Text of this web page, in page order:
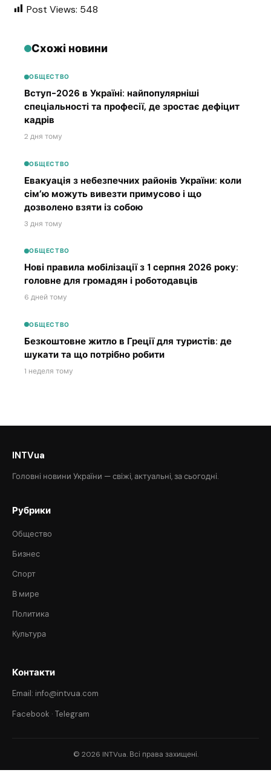
Post Views: 548
Схожі новини
ОБЩЕСТВО
Вступ-2026 в Україні: найпопулярніші
спеціальності та професії, де зростає дефіцит
кадрів
2 дня тому
ОБЩЕСТВО
Евакуація з небезпечних районів України: коли
сім’ю можуть вивезти примусово і що
дозволено взяти із собою
3 дня тому
ОБЩЕСТВО
Нові правила мобілізації з 1 серпня 2026 року:
головне для громадян і роботодавців
6 дней тому
ОБЩЕСТВО
Безкоштовне житло в Греції для туристів: де
шукати та що потрібно робити
1 неделя тому
INTVua
Головні новини України — свіжі, актуальні, за сьогодні.
Рубрики
Общество
Бизнес
Спорт
В мире
Политика
Культура
Контакти
Email: info@intvua.com
Facebook · Telegram
© 2026 INTVua. Всі права захищені.